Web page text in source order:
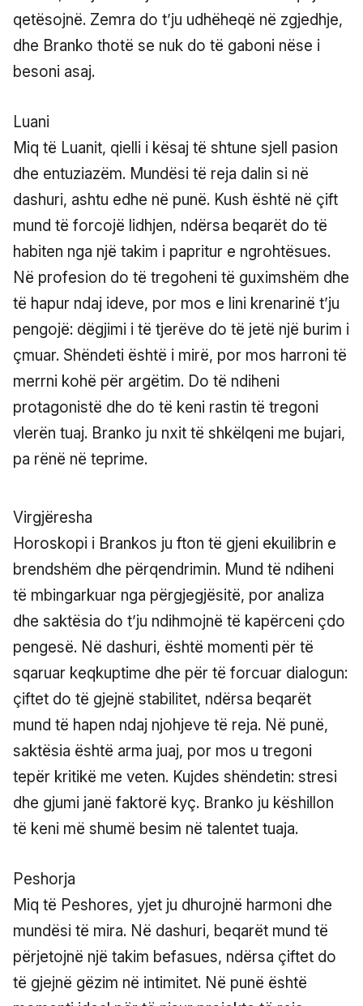
qetësojnë. Zemra do t’ju udhëheqë në zgjedhje,
dhe Branko thotë se nuk do të gaboni nëse i
besoni asaj.
Luani
Miq të Luanit, qielli i kësaj të shtune sjell pasion
dhe entuziazëm. Mundësi të reja dalin si në
dashuri, ashtu edhe në punë. Kush është në çift
mund të forcojë lidhjen, ndërsa beqarët do të
habiten nga një takim i papritur e ngrohtësues.
Në profesion do të tregoheni të guximshëm dhe
të hapur ndaj ideve, por mos e lini krenarinë t’ju
pengojë: dëgjimi i të tjerëve do të jetë një burim i
çmuar. Shëndeti është i mirë, por mos harroni të
merrni kohë për argëtim. Do të ndiheni
protagonistë dhe do të keni rastin të tregoni
vlerën tuaj. Branko ju nxit të shkëlqeni me bujari,
pa rënë në teprime.
Virgjëresha
Horoskopi i Brankos ju fton të gjeni ekuilibrin e
brendshëm dhe përqendrimin. Mund të ndiheni
të mbingarkuar nga përgjegjësitë, por analiza
dhe saktësia do t’ju ndihmojnë të kapërceni çdo
pengesë. Në dashuri, është momenti për të
sqaruar keqkuptime dhe për të forcuar dialogun:
çiftet do të gjejnë stabilitet, ndërsa beqarët
mund të hapen ndaj njohjeve të reja. Në punë,
saktësia është arma juaj, por mos u tregoni
tepër kritikë me veten. Kujdes shëndetin: stresi
dhe gjumi janë faktorë kyç. Branko ju këshillon
të keni më shumë besim në talentet tuaja.
Peshorja
Miq të Peshores, yjet ju dhurojnë harmoni dhe
mundësi të mira. Në dashuri, beqarët mund të
përjetojnë një takim befasues, ndërsa çiftet do
të gjejnë gëzim në intimitet. Në punë është